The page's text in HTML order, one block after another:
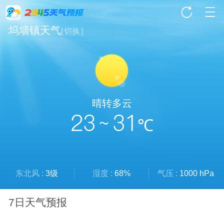
坞墙镇天气[切换]
晴转多云
23 ~ 31 ℃
东北风 :3级 湿度 : 68% 气压 : 1000 hPa
7日天气预报